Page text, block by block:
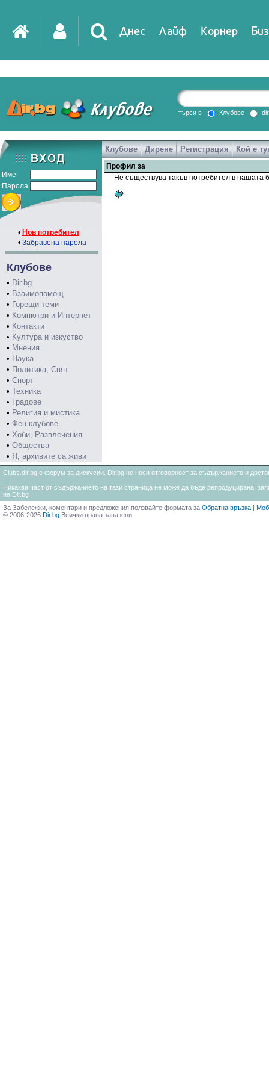
Днес Лайф Корнер
DirTV Impressio
Games
търси в Клубове
Име
Парола
• Нов потребител
• Забравена парола
Клубове
• Dir.bg
• Взаимопомощ
• Горещи теми
• Компютри и Интернет
• Контакти
• Култура и изкуство
• Мнения
• Наука
• Политика, Свят
• Спорт
• Техника
• Градове
• Религия и мистика
• Фен клубове
• Хоби, Развлечения
• Общества
• Я, архивите са живи
Клубове Дирене Регистрация Кой е
Профил за
Не съществува такъв потребител в нашата
Clubs.dir.bg е форум за дискусии. Dir.bg не носи отговорност за съдържанието и
Никаква част от съдържанието на тази страница не може да бъде репродуцирана,
на Dir.bg
За Забележки, коментари и предложения ползвайте формата за Обратна връзка |
© 2006-2026 Dir.bg Всички права запазени.